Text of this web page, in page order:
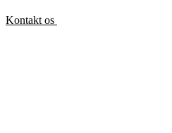
Kontakt os